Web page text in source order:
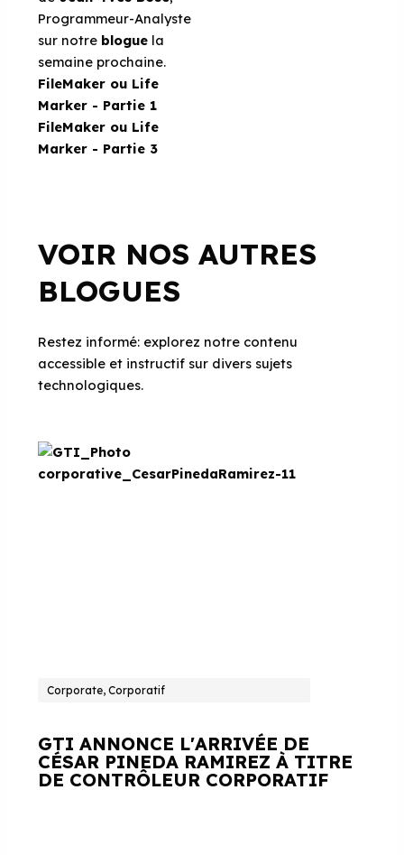
Programmeur-Analyste
sur notre blogue la
semaine prochaine.
FileMaker ou Life
Marker - Partie 1
FileMaker ou Life
Marker - Partie 3
VOIR NOS AUTRES
BLOGUES
Restez informé: explorez notre contenu
accessible et instructif sur divers sujets
technologiques.
Corporate, Corporatif
GTI ANNONCE L'ARRIVÉE DE
CÉSAR PINEDA RAMIREZ À TITRE
DE CONTRÔLEUR CORPORATIF